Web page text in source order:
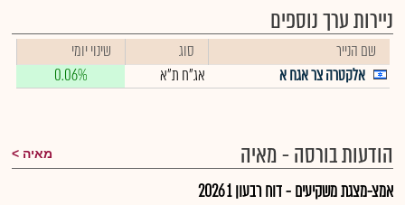
ניירות ערך נוספים
שם הנייר סוג
שינוי יומי
אלקטרה צר אגח א
אג"ח ת"א 0.06%
הודעות בורסה - מאיה מאיה
אמצ-מצגת משקיעים - דוח רבעון 1 2026